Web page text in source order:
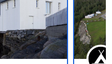
Ajouter à vos